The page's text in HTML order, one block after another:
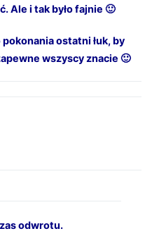
Ale i tak było fajnie 🙂
ostatni łuk, by
wszyscy znacie 🙂
odwrotu.